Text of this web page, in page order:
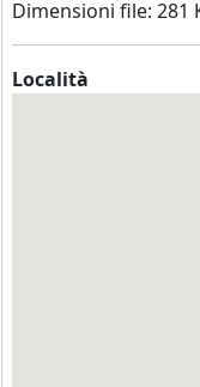
Dimensioni file: 281
Località